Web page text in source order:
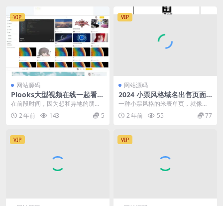
VIP
网站源码
Plooks大型视频在线一起看网
站源码
在前段时间，因为想和异地的朋友
一起看电影，但是发现有电影的地
方没有一起看功能，有...
2 年前 143 5
VIP
网站源码
2024 小票风格域名出售页面
带后台
一种小票风格的米表单页，就像发
票一样的域名出售页面，并附带后
台搭建方法。 声明：...
2 年前 55 77
VIP VIP